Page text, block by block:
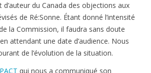
du Canada des objections aux
de Ré:Sonne. Étant donné l’intensité
la Commission, il faudra sans doute
attendant une date d’audience. Nous
de l’évolution de la situation.
PACT qui nous a communiqué son